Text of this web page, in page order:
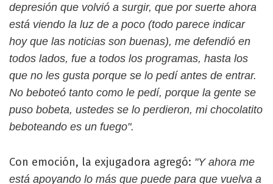
depresión que volvió a surgir, que por suerte ahora
está viendo la luz de a poco (todo parece indicar
hoy que las noticias son buenas), me defendió en
todos lados, fue a todos los programas, hasta los
que no les gusta porque se lo pedí antes de entrar.
No beboteó tanto como le pedí, porque la gente se
puso bobeta, ustedes se lo perdieron, mi chocolatito
beboteando es un fuego".
Con emoción, la exjugadora agregó: "Y ahora me
está apoyando lo más que puede para que vuelva a